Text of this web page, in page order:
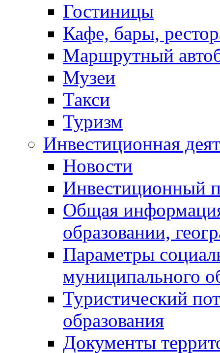
Гостиницы
Кафе, бары,
Маршрутный
Музеи
Такси
Туризм
Инвестиционная
Новости
Инвестиционный
Общая
образовании,
Параметры
муниципального
Туристический
образования
Документы